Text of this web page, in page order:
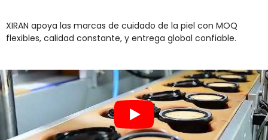
XIRAN apoya las marcas de cuidado de la piel con MOQ
flexibles, calidad constante, y entrega global confiable.